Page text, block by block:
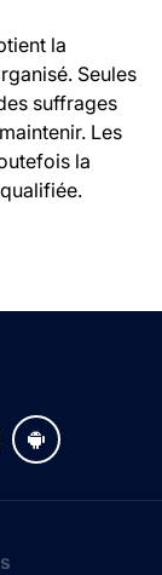
la
Seules
suffrages
Les
la